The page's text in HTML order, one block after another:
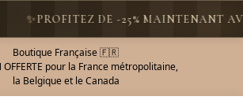
PROFITEZ DE -25% MAINTENANT AVEC
Boutique Française 🇫🇷
OFFERTE pour la France métropolitaine,
la Belgique et le Canada